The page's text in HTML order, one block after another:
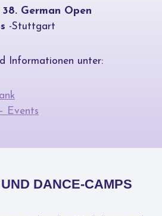
38. German Open
-Stuttgart
Informationen unter:
Events
DANCE-CAMPS